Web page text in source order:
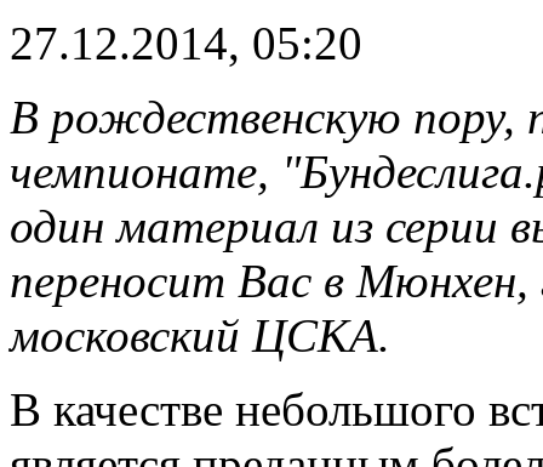
27.12.2014, 05:20
В рождественскую пору,
чемпионате,
один материал из серии
переносит Вас в Мюнхен,
московский ЦСКА.
В качестве небольшого